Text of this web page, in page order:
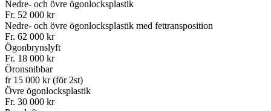
Nedre- och övre ögonlocksplastik
Fr. 52 000 kr
Nedre- och övre ögonlocksplastik med fettransposition
Fr. 62 000 kr
Ögonbrynslyft
Fr. 18 000 kr
Öronsnibbar
fr 15 000 kr (för 2st)
Övre ögonlocksplastik
Fr. 30 000 kr